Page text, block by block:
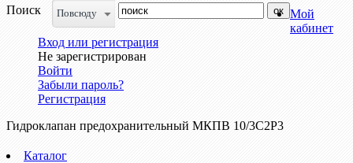
Поиск
Повсюду
Мой
кабинет
Вход или регистрация
Не зарегистрирован
Войти
Забыли пароль?
Регистрация
Гидроклапан предохранительный МКПВ 10/3С2Р3
Каталог